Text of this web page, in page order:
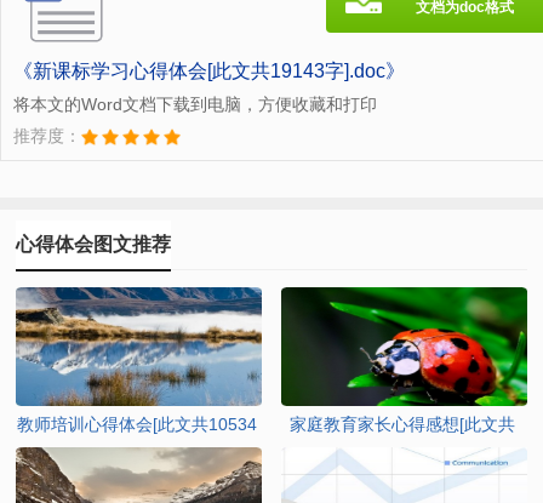
《新课标学习心得体会[此文共19143字].doc》
将本文的Word文档下载到电脑，方便收藏和打印
推荐度：
文档为doc格式
心得体会图文推荐
教师培训心得体会[此文共10534
家庭教育家长心得感想[此文共
6341字]